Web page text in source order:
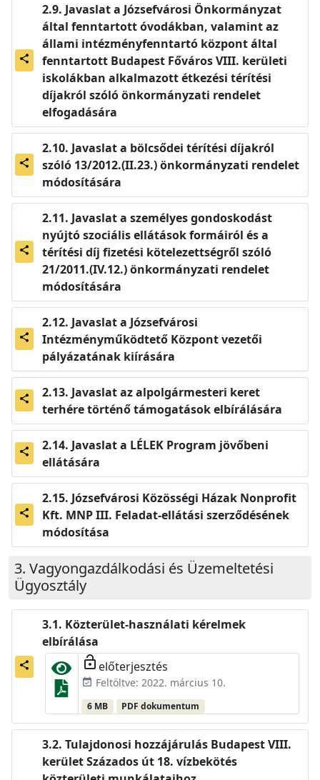
share
Javaslat a Józsefvárosi Önkormányzat
által fenntartott óvodákban, valamint az
állami intézményfenntartó központ által
fenntartott Budapest Főváros VIII. kerületi
iskolákban alkalmazott étkezési térítési
díjakról szóló önkormányzati rendelet
elfogadására
share
Javaslat a bölcsődei térítési díjakról
szóló 13/2012.(II.23.) önkormányzati rendelet
módosítására
share
Javaslat a személyes gondoskodást
nyújtó szociális ellátások formáiról és a
térítési díj fizetési kötelezettségről szóló
21/2011.(IV.12.) önkormányzati rendelet
módosítására
share
Javaslat a Józsefvárosi
Intézményműködtető Központ vezetői
pályázatának kiírására
share
Javaslat az alpolgármesteri keret
terhére történő támogatások elbírálására
share
Javaslat a LÉLEK Program jövőbeni
ellátására
share
Józsefvárosi Közösségi Házak Nonprofit
Kft. MNP III. Feladat-ellátási szerződésének
módosítása
Vagyongazdálkodási és Üzemeltetési
Ügyosztály
share
Közterület-használati kérelmek
elbírálása
lock_open előterjesztés
event_available Feltöltve: 2022. március 10.
6 MB PDF dokumentum
Tulajdonosi hozzájárulás Budapest VIII.
kerület Százados út 18. vízbekötés